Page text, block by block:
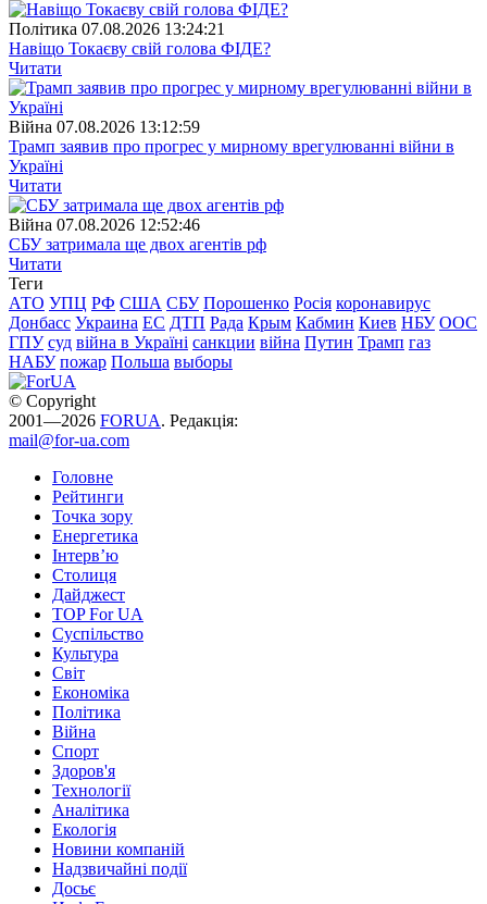
Полiтика 07.08.2026 13:24:21
Навіщо Токаєву свій голова ФІДЕ?
Читати
Війна 07.08.2026 13:12:59
Трамп заявив про прогрес у мирному врегулюванні війни в
Україні
Читати
Війна 07.08.2026 12:52:46
СБУ затримала ще двох агентів рф
Читати
Теги
АТО УПЦ РФ США СБУ Порошенко Росія коронавирус
Донбасс Украина ЕС ДТП Рада Крым Кабмин Киев НБУ ООС
ГПУ суд війна в Україні санкции війна Путин Трамп газ
НАБУ пожар Польша выборы
© Copyright
2001—2026 FORUA. Редакція:
mail@for-ua.com
Головне
Рейтинги
Точка зору
Енергетика
Інтерв’ю
Столиця
Дайджест
TOP For UA
Суспiльство
Культура
Світ
Економіка
Політика
Війна
Спорт
Здоров'я
Технології
Аналітика
Екологія
Новини компаній
Надзвичайні події
Досьє